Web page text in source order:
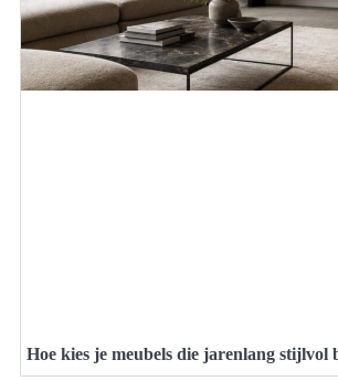
Hoe kies je meubels die jarenlang stijlvol